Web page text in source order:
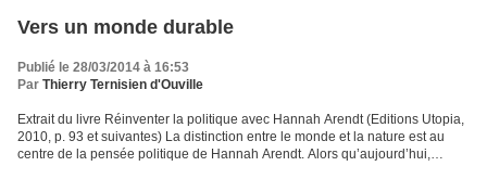
Vers un monde durable
Publié le 28/03/2014 à 16:53
Par Thierry Ternisien d'Ouville
Extrait du livre Réinventer la politique avec Hannah Arendt (Editions Utopia,
2010, p. 93 et suivantes) La distinction entre le monde et la nature est au
centre de la pensée politique de Hannah Arendt. Alors qu’aujourd’hui,